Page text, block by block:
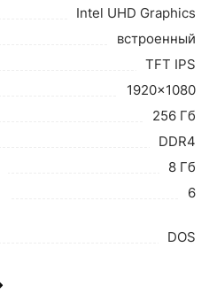
Intel UHD Graphics
встроенный
TFT IPS
1920x1080
256 Гб
DDR4
8 Гб
6
DOS